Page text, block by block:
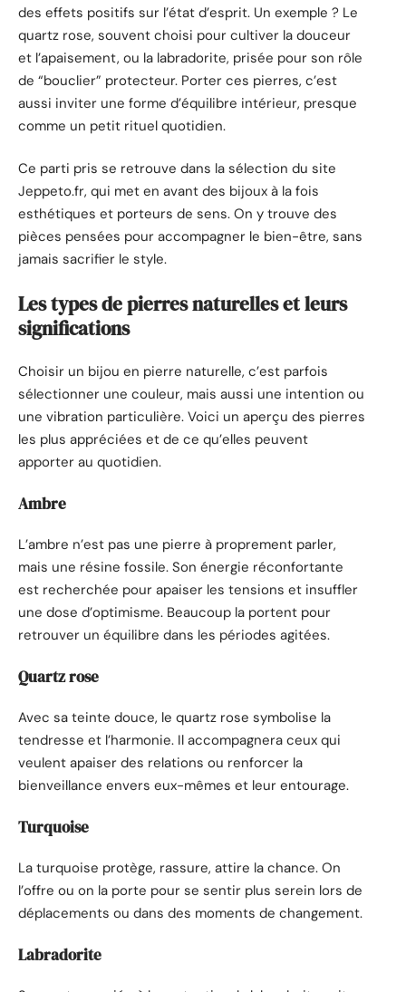
des effets positifs sur l’état d’esprit. Un exemple ? Le
quartz rose, souvent choisi pour cultiver la douceur
et l’apaisement, ou la labradorite, prisée pour son rôle
de “bouclier” protecteur. Porter ces pierres, c’est
aussi inviter une forme d’équilibre intérieur, presque
comme un petit rituel quotidien.
Ce parti pris se retrouve dans la sélection du site
Jeppeto.fr, qui met en avant des bijoux à la fois
esthétiques et porteurs de sens. On y trouve des
pièces pensées pour accompagner le bien-être, sans
jamais sacrifier le style.
Les types de pierres naturelles et leurs
significations
Choisir un bijou en pierre naturelle, c’est parfois
sélectionner une couleur, mais aussi une intention ou
une vibration particulière. Voici un aperçu des pierres
les plus appréciées et de ce qu’elles peuvent
apporter au quotidien.
Ambre
L’ambre n’est pas une pierre à proprement parler,
mais une résine fossile. Son énergie réconfortante
est recherchée pour apaiser les tensions et insuffler
une dose d’optimisme. Beaucoup la portent pour
retrouver un équilibre dans les périodes agitées.
Quartz rose
Avec sa teinte douce, le quartz rose symbolise la
tendresse et l’harmonie. Il accompagnera ceux qui
veulent apaiser des relations ou renforcer la
bienveillance envers eux-mêmes et leur entourage.
Turquoise
La turquoise protège, rassure, attire la chance. On
l’offre ou on la porte pour se sentir plus serein lors de
déplacements ou dans des moments de changement.
Labradorite